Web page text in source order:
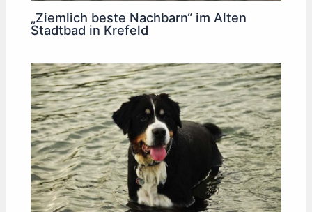
„Ziemlich beste Nachbarn“ im Alten
Stadtbad in Krefeld